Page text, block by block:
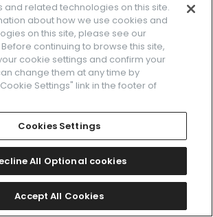
ンオーナーズクラブ
facebookinstagramtwitter
イバシーポリシー Cookies Settings
and related technologies on this site.
about how we use cookies and
on this site, please see our
Before continuing to browse this site,
cookie settings and confirm your
change them at any time by
Settings" link in the footer of
Cookies Settings
All Optional cookies
Accept All Cookies